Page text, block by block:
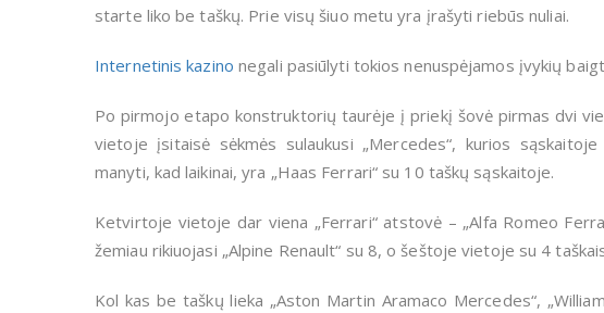
starte liko be taškų. Prie visų šiuo metu yra įrašyti riebūs nuliai.
Internetinis kazino negali pasiūlyti tokios nenuspėjamos įvykių
Po pirmojo etapo konstruktorių taurėje į priekį šovė pirmas dvi
vietoje įsitaisė sėkmės sulaukusi „Mercedes“, kurios
manyti, kad laikinai, yra „Haas Ferrari“ su 10 taškų sąskaitoje.
Ketvirtoje vietoje dar viena „Ferrari“ atstovė – „Alfa Romeo
žemiau rikiuojasi „Alpine Renault“ su 8, o šeštoje vietoje su 4
Kol kas be taškų lieka „Aston Martin Aramaco Mercedes“,